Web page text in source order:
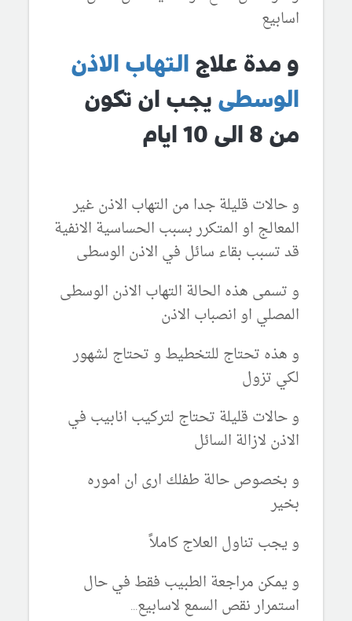
اسابيع
و مدة علاج التهاب الاذن
الوسطى يجب ان تكون
من 8 الى 10 ايام
و حالات قليلة جدا من التهاب الاذن غير
المعالج او المتكرر بسبب الحساسية الانفية
قد تسبب بقاء سائل في الاذن الوسطى
و تسمى هذه الحالة التهاب الاذن الوسطى
المصلي او انصباب الاذن
و هذه تحتاج للتخطيط و تحتاج لشهور
لكي تزول
و حالات قليلة تحتاج لتركيب انابيب في
الاذن لازالة السائل
و بخصوص حالة طفلك ارى ان اموره
بخير
و يجب تناول العلاج كاملاً
و يمكن مراجعة الطبيب فقط في حال
استمرار نقص السمع لاسابيع...